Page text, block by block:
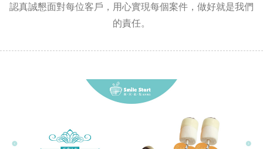
認真誠懇面對每位客戶，用心實現每個案件，做好就是我們
的責任。